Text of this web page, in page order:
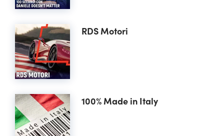
RDS Motori
100% Made in Italy